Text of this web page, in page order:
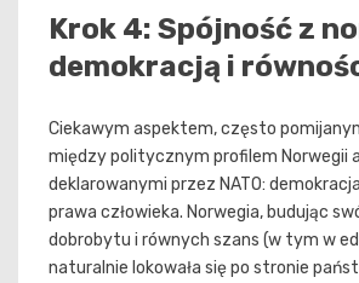
Krok 4: Spójność z
demokracją i
Ciekawym aspektem, często
między politycznym profilem Norwegii
deklarowanymi przez NATO:
prawa człowieka. Norwegia, budując
dobrobytu i równych szans (w tym w
naturalnie lokowała się po stronie